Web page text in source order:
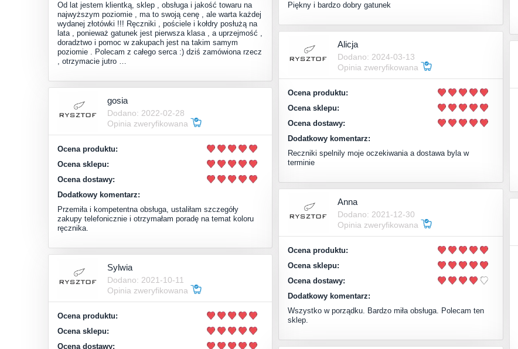
Od lat jestem klientką, sklep , obsługa i jakość towaru na
najwyższym poziomie , ma to swoją cenę , ale warta każdej
wydanej złotówki !!! Ręczniki , pościele i kołdry posłużą na
lata , ponieważ gatunek jest pierwsza klasa , a uprzejmość ,
doradztwo i pomoc w zakupach jest na takim samym
poziomie . Polecam z całego serca :) dziś zamówiona rzecz
, otrzymacie jutro …
Piękny i bardzo dobry gatunek
Alicja
Dodano: 2024-03-13
Opinia zweryfikowana
Ocena produktu:
Ocena sklepu:
Ocena dostawy:
Dodatkowy komentarz:
Reczniki spelnily moje oczekiwania a dostawa byla w
terminie
gosia
Dodano: 2022-02-28
Opinia zweryfikowana
Ocena produktu:
Ocena sklepu:
Ocena dostawy:
Dodatkowy komentarz:
Przemiła i kompetentna obsługa, ustaliłam szczegóły
zakupy telefonicznie i otrzymałam poradę na temat koloru
ręcznika.
Anna
Dodano: 2021-12-30
Opinia zweryfikowana
Ocena produktu:
Ocena sklepu:
Ocena dostawy:
Dodatkowy komentarz:
Wszystko w porządku. Bardzo miła obsługa. Polecam ten
sklep.
Sylwia
Dodano: 2021-10-11
Opinia zweryfikowana
Ocena produktu:
Ocena sklepu:
Ocena dostawy: